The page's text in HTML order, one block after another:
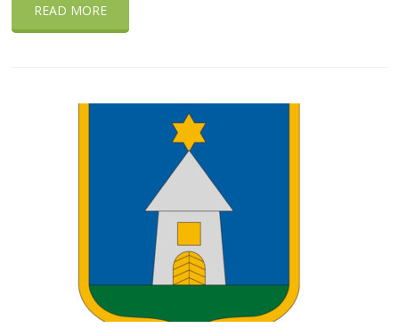
READ MORE